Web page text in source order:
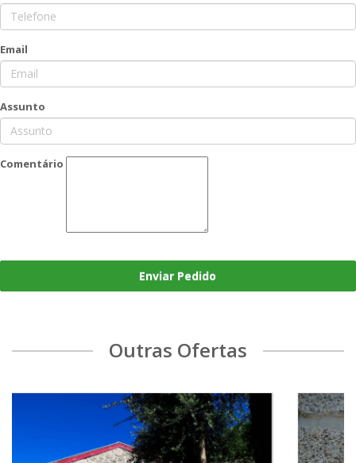
Email
Assunto
Comentário
Enviar Pedido
Outras Ofertas